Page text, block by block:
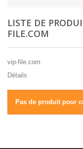
LISTE DE
FILE.COM
vip-file.com
Détails
Pas de produit pour